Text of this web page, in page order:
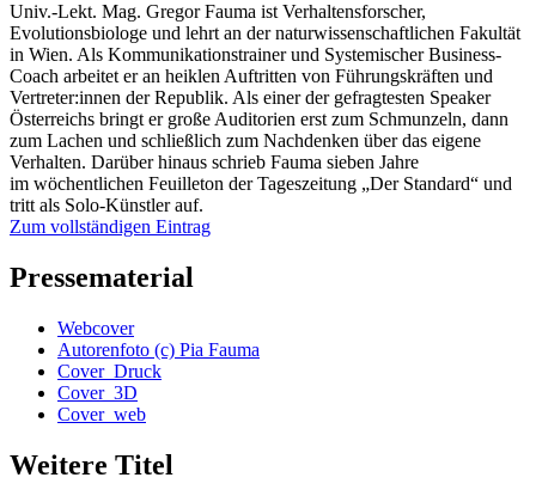
Univ.-Lekt. Mag. Gregor Fauma ist Verhaltensforscher,
Evolutionsbiologe und lehrt an der naturwissenschaftlichen Fakultät
in Wien. Als Kommunikationstrainer und Systemischer Business-
Coach arbeitet er an heiklen Auftritten von Führungskräften und
Vertreter:innen der Republik. Als einer der gefragtesten Speaker
Österreichs bringt er große Auditorien erst zum Schmunzeln, dann
zum Lachen und schließlich zum Nachdenken über das eigene
Verhalten. Darüber hinaus schrieb Fauma sieben Jahre
im wöchentlichen Feuilleton der Tageszeitung „Der Standard“ und
tritt als Solo-Künstler auf.
Zum vollständigen Eintrag
Pressematerial
Webcover
Autorenfoto (c) Pia Fauma
Cover_Druck
Cover_3D
Cover_web
Weitere Titel